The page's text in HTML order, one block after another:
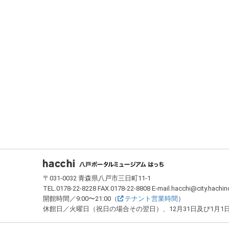
フッター
〒031-0032 青森県八戸市三日町11-1
TEL.0178-22-8228 FAX.0178-22-8808 E-
開館時間／9:00〜21:00（
テナント営業時間 ）
休館日／火曜日（祝日の場合その翌日）、12月31日及び1月1